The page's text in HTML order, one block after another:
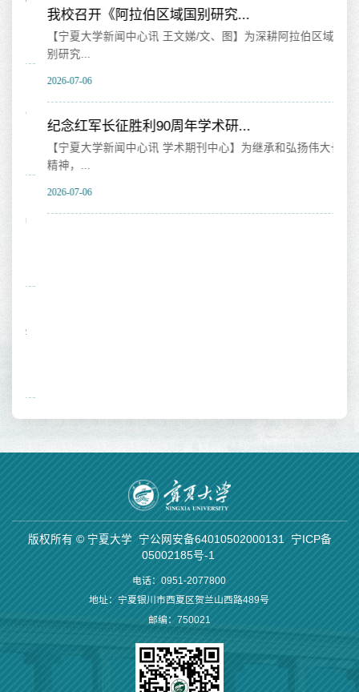
我校召开《阿拉伯区域国别研究...
【宁夏大学新闻中心讯 王文娣/文、图】为深耕阿拉伯区域国
别研究...
2026-07-06
纪念红军长征胜利90周年学术研...
【宁夏大学新闻中心讯 学术期刊中心】为继承和弘扬伟大长征
精神，...
2026-07-06
版权所有 © 宁夏大学宁公网安备64010502000131 宁ICP备
05002185号-1
电话：0951-2077800
地址：宁夏银川市西夏区贺兰山西路489号
邮编：750021